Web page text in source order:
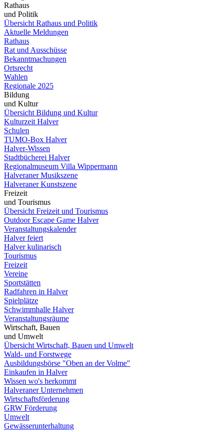
Rathaus
und Politik
Übersicht Rathaus und Politik
Aktuelle Meldungen
Rathaus
Rat und Ausschüsse
Bekanntmachungen
Ortsrecht
Wahlen
Regionale 2025
Bildung
und Kultur
Übersicht Bildung und Kultur
Kulturzeit Halver
Schulen
TUMO-Box Halver
Halver-Wissen
Stadtbücherei Halver
Regionalmuseum Villa Wippermann
Halveraner Musikszene
Halveraner Kunstszene
Freizeit
und Tourismus
Übersicht Freizeit und Tourismus
Outdoor Escape Game Halver
Veranstaltungskalender
Halver feiert
Halver kulinarisch
Tourismus
Freizeit
Vereine
Sportstätten
Radfahren in Halver
Spielplätze
Schwimmhalle Halver
Veranstaltungsräume
Wirtschaft, Bauen
und Umwelt
Übersicht Wirtschaft, Bauen und Umwelt
Wald- und Forstwege
Ausbildungsbörse "Oben an der Volme"
Einkaufen in Halver
Wissen wo's herkommt
Halveraner Unternehmen
Wirtschaftsförderung
GRW Förderung
Umwelt
Gewässerunterhaltung